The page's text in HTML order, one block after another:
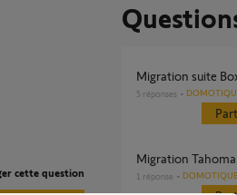
cette question
Migration suite
5 réponses
Migration
1 réponse DOMOTIQUE